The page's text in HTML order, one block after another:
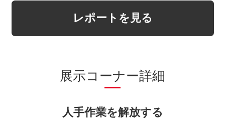
レポートを見る
展示コーナー詳細
人手作業を解放する